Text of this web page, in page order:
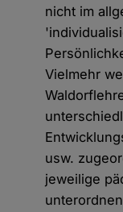
nicht im
Vielmehr
usw.
jeweilige